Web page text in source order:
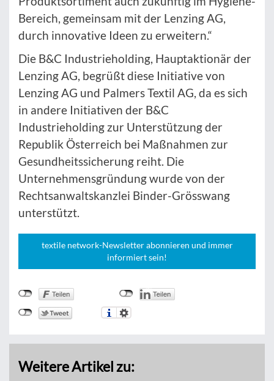
Bereich, gemeinsam mit der Lenzing AG,
durch innovative Ideen zu erweitern.“
Die B&C Industrieholding, Hauptaktionär der
Lenzing AG, begrüßt diese Initiative von
Lenzing AG und Palmers Textil AG, da es sich
in andere Initiativen der B&C
Industrieholding zur Unterstützung der
Republik Österreich bei Maßnahmen zur
Gesundheitssicherung reiht. Die
Unternehmensgründung wurde von der
Rechtsanwaltskanzlei Binder-Grösswang
unterstützt.
textile network-Newsletter abonnieren und immer
informiert sein!
Weitere Artikel zu: